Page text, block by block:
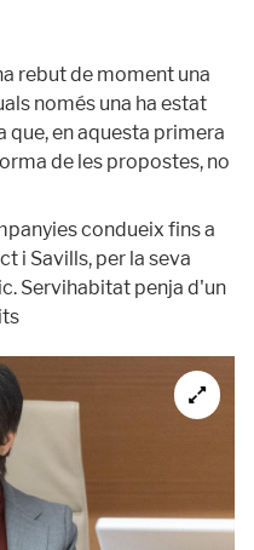
rebut de moment una
només una ha estat
que, en aquesta primera
de les propostes, no
condueix fins a
i Savills, per la seva
Servihabitat penja d'un